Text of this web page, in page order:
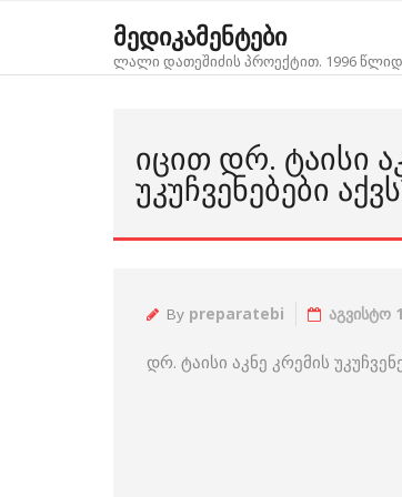
მედიკამენტები
ლალი დათეშიძის პროექტით. 1996
ᲘᲪᲘᲗ ᲓᲠ. ᲢᲐᲘᲡᲘ
ᲣᲙᲣᲩᲕᲔᲜᲔᲑᲔᲑᲘ
By preparatebi აგვისტო
დრ. ტაისი აკნე კრემის